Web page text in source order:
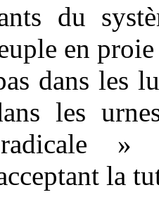
du
en
dans les
les
»
la